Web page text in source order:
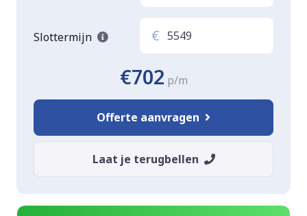
Slottermijn €
€702 p/m
Offerte aanvragen
Laat je terugbellen